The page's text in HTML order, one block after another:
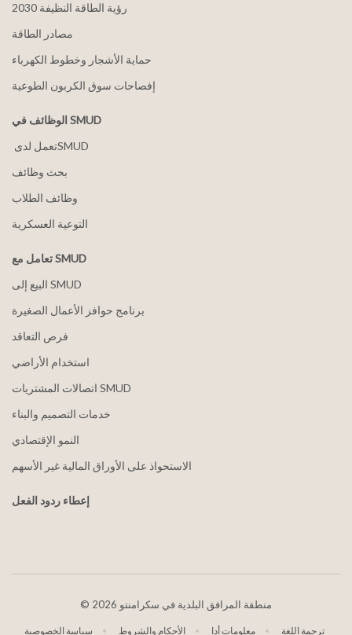
2030 رؤية الطاقة النظيفة
مصادر الطاقة
حماية الأشجار وخطوط الكهرباء
إفصاحات سوق الكربون الطوعية
الوظائف في SMUD
بحث وظائف
وظائف الطلاب
التوعية العسكرية
تعامل مع SMUD
البيع إلى SMUD
برنامج حوافز الأعمال الصغيرة
فرص التعاقد
استخدام الأراضي
اتصالات المشتريات SMUD
خدمات التصميم والبناء
النمو الإقتصادي
الاستحواذ على الأوراق المالية غير الأسهم
إعطاء ردود الفعل
© 2026 منطقة المرافق البلدية في سكرامنتو
سياسة الخصوصية الأحكام والشروط معلومات أدا ترجمة اللغة